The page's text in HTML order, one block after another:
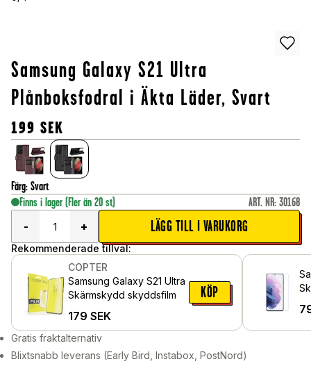
Samsung Galaxy S21 Ultra
Plånboksfodral i Äkta Läder, Svart
199 SEK
Färg: Svart
Finns i lager (Fler än 20 st) ART. NR: 30168
-
+ LÄGG TILL I VARUKORG
Rekommenderade tillval:
COPTER
Samsung Galaxy S21 Ultra
Skärmskydd skyddsfilm
179 SEK
KÖP
Gratis fraktalternativ
Blixtsnabb leverans (Early Bird, Instabox, PostNord)